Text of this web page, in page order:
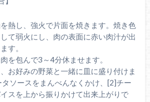
熱し、強火で片面を焼きます。焼き色
て弱火にし、肉の表面に赤い肉汁が出
す。
を包んで3～4分休ませます。
お好みの野菜と一緒に皿に盛り付けま
ソースをまんべんなくかけ、[2]チー
スを上から振りかけて出来上がりで